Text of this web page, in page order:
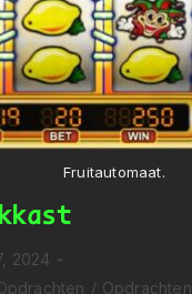
Fruitautomaat.
2024
/ Opdrachten